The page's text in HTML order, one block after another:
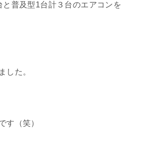
普及型1台計３台のエアコンを
した。
す（笑）